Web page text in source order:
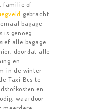
familie of
gebracht
bagage
is genoeg
alle bagage.
doordat alle
en
in de winter
Taxi Bus te
en
waardoor